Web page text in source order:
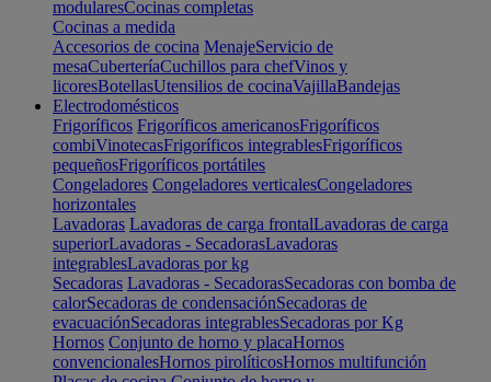
modularesCocinas completas
Cocinas a medida
Accesorios de cocina MenajeServicio de
mesaCuberteríaCuchillos para chefVinos y
licoresBotellasUtensilios de cocinaVajillaBandejas
Electrodomésticos
Frigoríficos Frigoríficos americanosFrigoríficos
combiVinotecasFrigoríficos integrablesFrigoríficos
pequeñosFrigoríficos portátiles
Congeladores Congeladores verticalesCongeladores
horizontales
Lavadoras Lavadoras de carga frontalLavadoras de carga
superiorLavadoras - SecadorasLavadoras
integrablesLavadoras por kg
Secadoras Lavadoras - SecadorasSecadoras con bomba de
calorSecadoras de condensaciónSecadoras de
evacuaciónSecadoras integrablesSecadoras por Kg
Hornos Conjunto de horno y placaHornos
convencionalesHornos pirolíticosHornos multifunción